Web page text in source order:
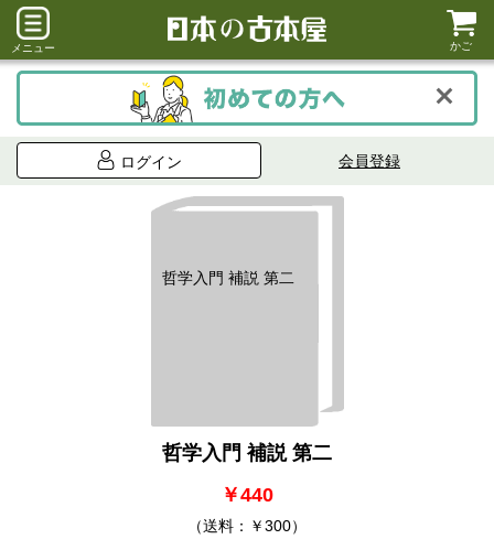
メニュー かご
ログイン 会員登録
哲学入門 補説 第二
哲学入門 補説 第二
￥440
（送料：￥300）